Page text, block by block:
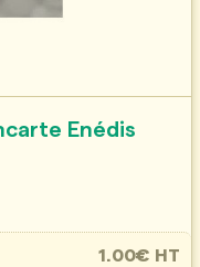
Enédis
1.00€ HT